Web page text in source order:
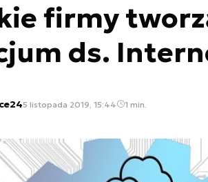
firmy
ds.
5 listopada 2019, 15:44 1 min.